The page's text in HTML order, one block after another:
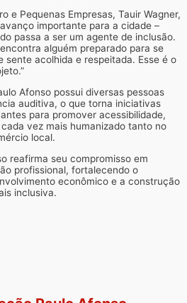
e Pequenas Empresas, Tauir Wagner,
importante para a cidade –
passa a ser um agente de inclusão.
alguém preparado para se
sente acolhida e respeitada. Esse é o
Afonso possui diversas pessoas
auditiva, o que torna iniciativas
para promover acessibilidade,
vez mais humanizado tanto no
local.
reafirma seu compromisso em
profissional, fortalecendo o
econômico e a construção
inclusiva.